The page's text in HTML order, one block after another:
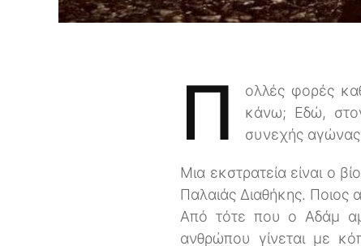
Π
ολλές φορές
κάνω; Εδώ,
συνεχής
Μια εκστρατεία είναι ο
Παλαιάς Διαθήκης. Ποιος
Από τότε που ο Αδάμ
ανθρώπου γίνεται με